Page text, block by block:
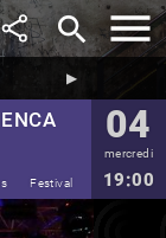
search
▶︎
04
mercredi
19:00
Festival